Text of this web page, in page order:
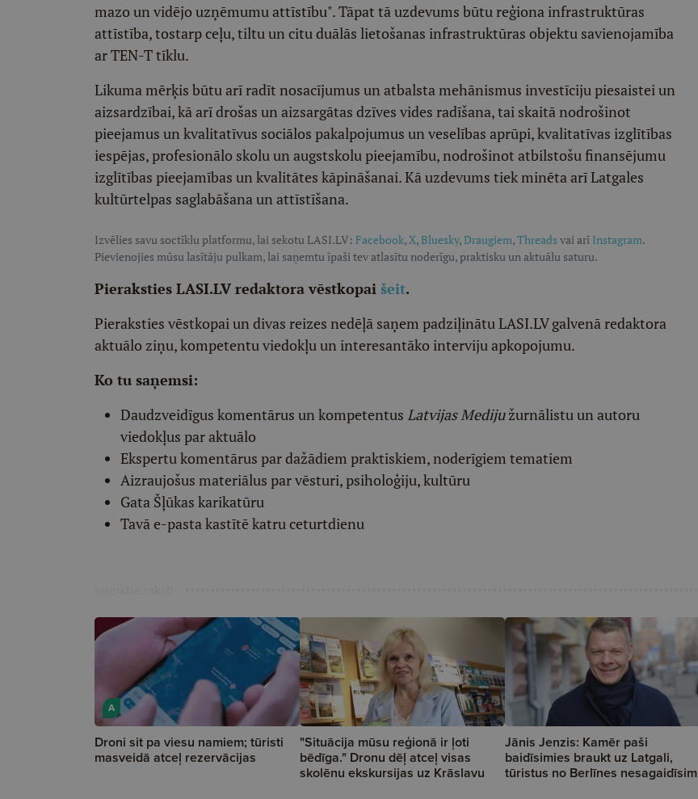
mazo un vidējo uzņēmumu attīstību". Tāpat tā uzdevums būtu reģiona infrastruktūras
attīstība, tostarp ceļu, tiltu un citu duālās lietošanas infrastruktūras objektu savienojamība
ar TEN-T tīklu.
Likuma mērķis būtu arī radīt nosacījumus un atbalsta mehānismus investīciju piesaistei un
aizsardzībai, kā arī drošas un aizsargātas dzīves vides radīšana, tai skaitā nodrošinot
pieejamus un kvalitatīvus sociālos pakalpojumus un veselības aprūpi, kvalitatīvas izglītības
iespējas, profesionālo skolu un augstskolu pieejamību, nodrošinot atbilstošu finansējumu
izglītības pieejamības un kvalitātes kāpināšanai. Kā uzdevums tiek minēta arī Latgales
kultūrtelpas saglabāšana un attīstīšana.
Izvēlies savu soctīklu platformu, lai sekotu LASI.LV: Facebook,X,Bluesky,Draugiem,Threadsvai arī Instagram.
Pievienojies mūsu lasītāju pulkam, lai saņemtu īpaši tev atlasītu noderīgu, praktisku un aktuālu saturu.
Pieraksties LASI.LV redaktora vēstkopai šeit.
Pieraksties vēstkopai un divas reizes nedēļā saņem padziļinātu LASI.LV galvenā redaktora
aktuālo ziņu, kompetentu viedokļu un interesantāko interviju apkopojumu.
Ko tu saņemsi:
Daudzveidīgus komentārus un kompetentus Latvijas Medijužurnālistu un autoru
viedokļus par aktuālo
Ekspertu komentārus par dažādiem praktiskiem, noderīgiem tematiem
Aizraujošus materiālus par vēsturi, psiholoģiju, kultūru
Gata Šļūkas karikatūru
Tavā e-pasta kastītē katru ceturtdienu
A
Droni sit pa viesu namiem; tūristi
masveidā atceļ rezervācijas
"Situācija mūsu reģionā ir ļoti
bēdīga." Dronu dēļ atceļ visas
skolēnu ekskursijas uz Krāslavu
Jānis Jenzis: Kamēr paši
baidīsimies braukt uz Latgali,
tūristus no Berlīnes nesagaidīsim